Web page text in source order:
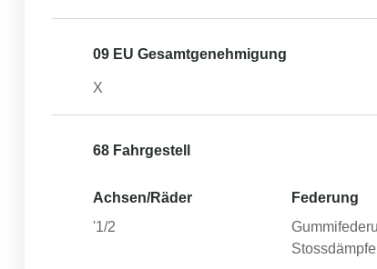
09 EU Gesamtgenehmigung
X
68 Fahrgestell
Achsen/Räder
'1/2
Federung